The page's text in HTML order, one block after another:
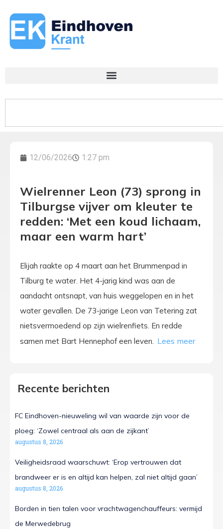
12/06/2026 1:27 pm
Wielrenner Leon (73) sprong in
Tilburgse vijver om kleuter te
redden: ‘Met een koud lichaam,
maar een warm hart’
Elijah raakte op 4 maart aan het Brummenpad in
Tilburg te water. Het 4-jarig kind was aan de
aandacht ontsnapt, van huis weggelopen en in het
water gevallen. De 73-jarige Leon van Tetering zat
nietsvermoedend op zijn wielrenfiets. En redde
samen met Bart Hennephof een leven.
Recente berichten
FC Eindhoven-nieuweling wil van waarde zijn voor de
ploeg: ‘Zowel centraal als aan de zijkant’
augustus 8, 2026
Veiligheidsraad waarschuwt: ‘Erop vertrouwen dat
brandweer er is en altijd kan helpen, zal niet altijd gaan’
augustus 8, 2026
Borden in tien talen voor vrachtwagenchauffeurs: vermijd
de Merwedebrug